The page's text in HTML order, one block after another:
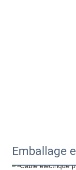
Emballage